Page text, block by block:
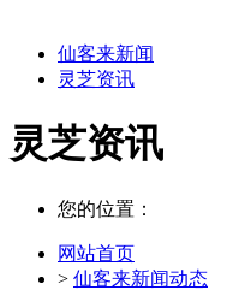
仙客来新闻
灵芝资讯
灵芝资讯
您的位置：
网站首页
> 仙客来新闻动态